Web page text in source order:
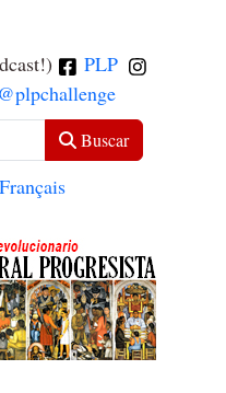
PLP
@plpchallenge
Buscar
Français